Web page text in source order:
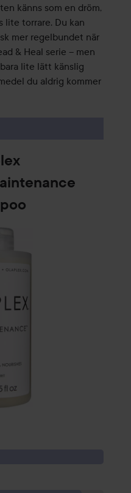
känns som en dröm,
lite torrare. Du kan
mer regelbundet när
& Heal serie – men
lite lätt känslig
du aldrig kommer